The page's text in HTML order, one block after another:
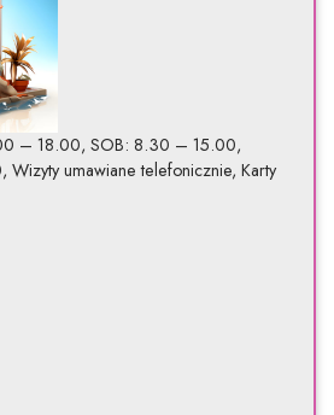
– 18.00, SOB: 8.30 – 15.00,
umawiane telefonicznie, Karty